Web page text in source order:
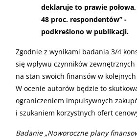
deklaruje to prawie
48 proc. respondentów” -
podkreślono w publikacji.
Zgodnie z wynikami badania 3/4
się wpływu czynników
na stan swoich finansów w
W ocenie autorów będzie to
ograniczeniem impulsywnych
i szukaniem korzystnych ofert
Badanie „Noworoczne plany